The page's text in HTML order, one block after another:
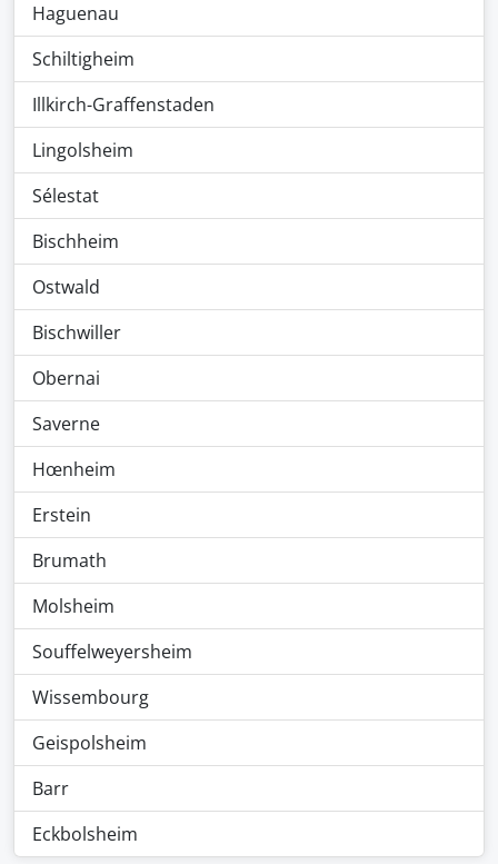
Haguenau
Schiltigheim
Illkirch-Graffenstaden
Lingolsheim
Sélestat
Bischheim
Ostwald
Bischwiller
Obernai
Saverne
Hœnheim
Erstein
Brumath
Molsheim
Souffelweyersheim
Wissembourg
Geispolsheim
Barr
Eckbolsheim